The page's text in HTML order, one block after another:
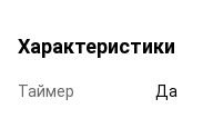
Характеристики
Таймер Да